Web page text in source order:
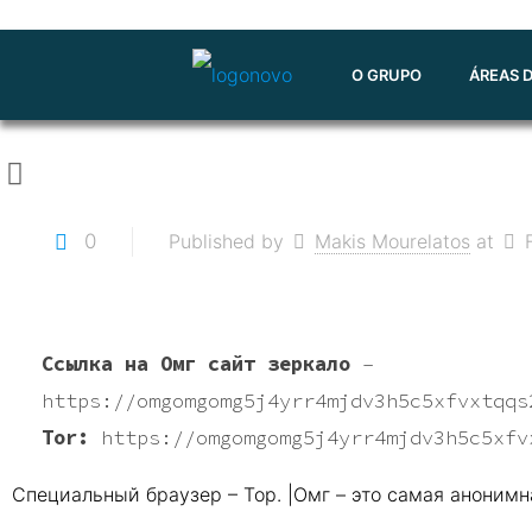
O GRUPO ÁREAS
0 Published by Makis Mourelatos at
Ссылка на Омг сайт зеркало–
https://
Tor:
https://
Специальный браузер – Тор. |Омг – это самая